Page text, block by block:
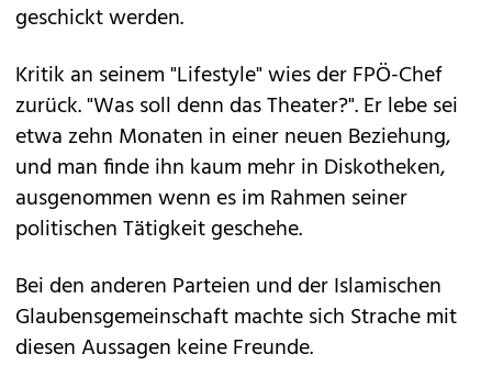
geschickt werden.
Kritik an seinem "Lifestyle" wies der FPÖ-Chef
zurück. "Was soll denn das Theater?". Er lebe sei
etwa zehn Monaten in einer neuen Beziehung,
und man finde ihn kaum mehr in Diskotheken,
ausgenommen wenn es im Rahmen seiner
politischen Tätigkeit geschehe.
Bei den anderen Parteien und der Islamischen
Glaubensgemeinschaft machte sich Strache mit
diesen Aussagen keine Freunde.